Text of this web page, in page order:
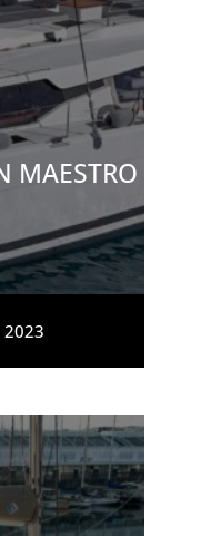
MAESTRO
2023